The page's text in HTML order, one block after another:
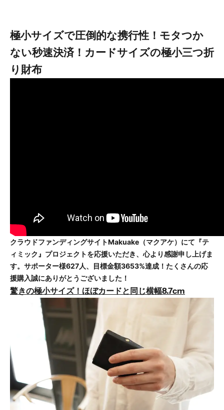
極小サイズで圧倒的な携行性！モタつか
ない秒速決済！カードサイズの極小三つ折
り財布
クラウドファンディングサイトMakuake（マクアケ）にて『テ
ィミック』プロジェクトを応援いただき、心より感謝申し上げま
す。サポーター様627人、目標金額3653%達成！たくさんの応
援購入誠にありがとうございました！
驚きの極小サイズ！ほぼカードと同じ横幅8.7cm